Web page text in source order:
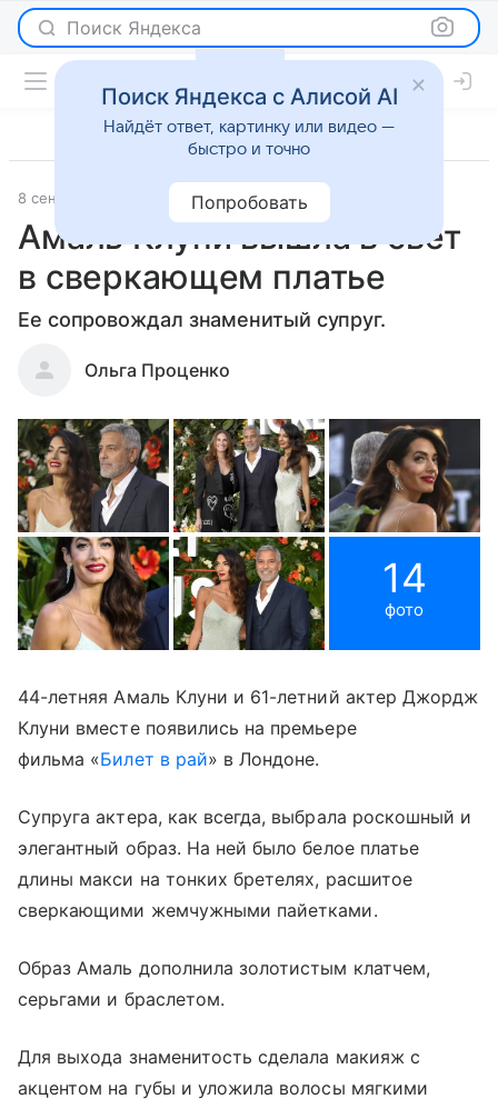
Поиск Яндекса
8 сентября 2022 Светская жизнь
Амаль Клуни вышла в свет
в сверкающем платье
Ее сопровождал знаменитый супруг.
Ольга Проценко
14
фото
44-летняя Амаль Клуни и 61-летний актер Джордж
Клуни вместе появились на премьере
фильма «Билет в рай» в Лондоне.
Супруга актера, как всегда, выбрала роскошный и
элегантный образ. На ней было белое платье
длины макси на тонких бретелях, расшитое
сверкающими жемчужными пайетками.
Образ Амаль дополнила золотистым клатчем,
серьгами и браслетом.
Для выхода знаменитость сделала макияж с
акцентом на губы и уложила волосы мягкими
Поиск Яндекса с Алисой AI
Найдёт ответ, картинку или видео —
быстро и точно
Попробовать